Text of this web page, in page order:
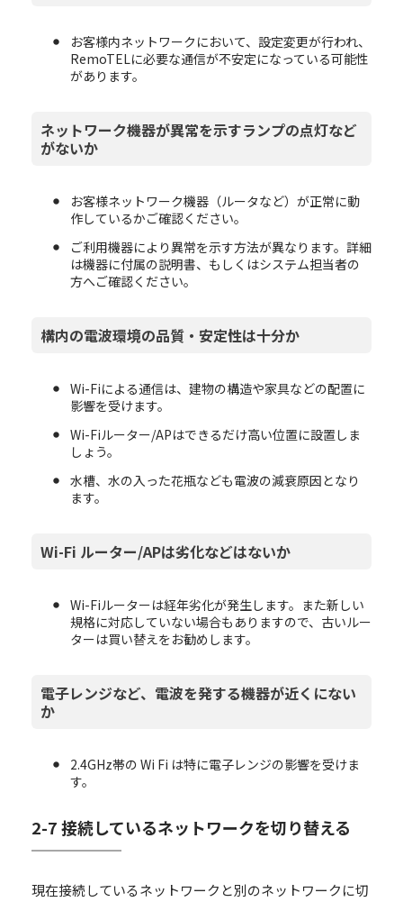
お客様内ネットワークにおいて、設定変更が行われ、
RemoTELに必要な通信が不安定になっている可能性
があります。
ネットワーク機器が異常を示すランプの点灯など
がないか
お客様ネットワーク機器（ルータなど）が正常に動
作しているかご確認ください。
ご利用機器により異常を示す方法が異なります。詳細
は機器に付属の説明書、もしくはシステム担当者の
方へご確認ください。
構内の電波環境の品質・安定性は十分か
Wi-Fiによる通信は、建物の構造や家具などの配置に
影響を受けます。
Wi-Fiルーター/APはできるだけ高い位置に設置しま
しょう。
水槽、水の入った花瓶なども電波の減衰原因となり
ます。
Wi-Fi ルーター/APは劣化などはないか
Wi-Fiルーターは経年劣化が発生します。また新しい
規格に対応していない場合もありますので、古いルー
ターは買い替えをお勧めします。
電子レンジなど、電波を発する機器が近くにない
か
2.4GHz帯の Wi Fi は特に電子レンジの影響を受けま
す。
2-7 接続しているネットワークを切り替える
現在接続しているネットワークと別のネットワークに切